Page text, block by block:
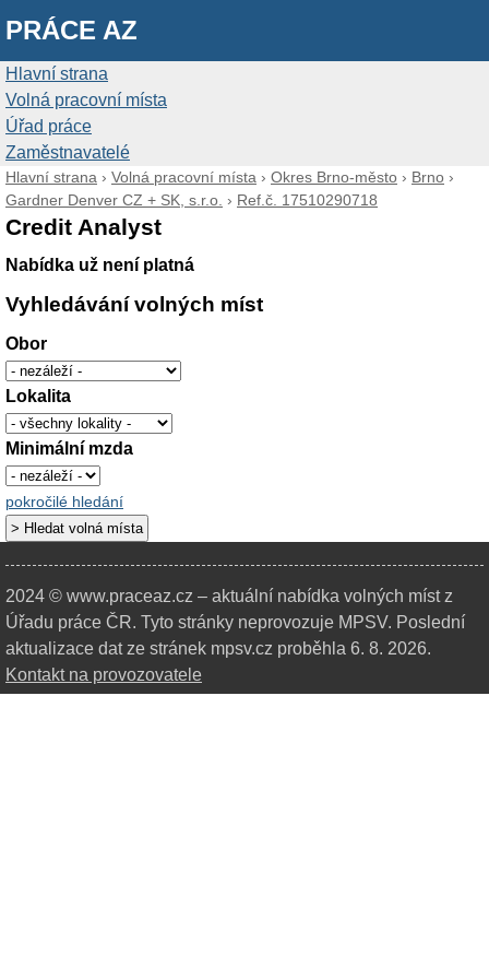
PRÁCE AZ
Hlavní strana
Volná pracovní místa
Úřad práce
Zaměstnavatelé
Hlavní strana › Volná pracovní místa › Okres Brno-město › Brno ›
Gardner Denver CZ + SK, s.r.o. › Ref.č. 17510290718
Credit Analyst
Nabídka už není platná
Vyhledávání volných míst
Obor
Lokalita
Minimální mzda
pokročilé hledání
2024 © www.praceaz.cz – aktuální nabídka volných míst z
Úřadu práce ČR. Tyto stránky neprovozuje MPSV. Poslední
aktualizace dat ze stránek mpsv.cz proběhla 6. 8. 2026.
Kontakt na provozovatele